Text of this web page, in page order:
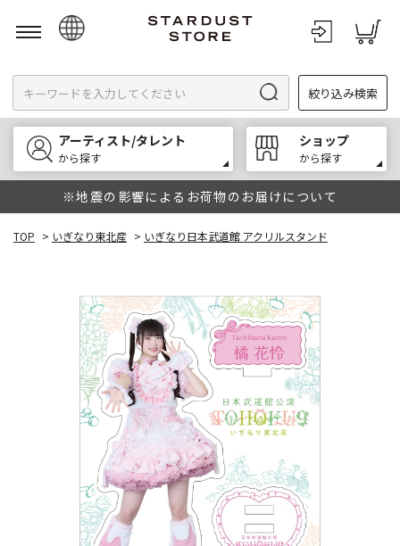
English
한국어
中文
絞り込み検索
アーティスト/タレント
から探す
ショップ
から探す
※地震の影響によるお荷物のお届けについて
TOP > いぎなり東北産 > いぎなり日本武道館 アクリルスタンド